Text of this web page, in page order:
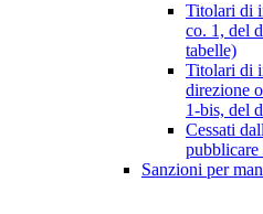
Titolari di
co. 1, del
tabelle)
Titolari di
direzione
1-bis, del
Cessati
Sanzioni per